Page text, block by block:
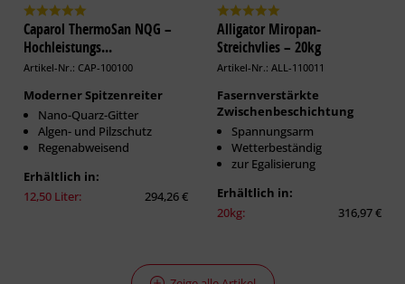
Caparol ThermoSan NQG –
Hochleistungs...
Artikel-Nr.: CAP-100100
Moderner Spitzenreiter
Nano-Quarz-Gitter
Algen- und Pilzschutz
Regenabweisend
Erhältlich in:
12,50 Liter:
294,26 €
Alligator Miropan-
Streichvlies – 20kg
Artikel-Nr.: ALL-110011
Fasernverstärkte
Zwischenbeschichtung
Spannungsarm
Wetterbeständig
zur Egalisierung
Erhältlich in:
20kg:
316,97 €